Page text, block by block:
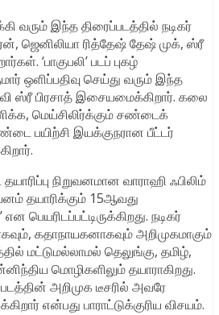
வரும் இந்த திரைப்படத்தில் நடிகர்
ஜெனிலியா ரித்தேஷ் தேஷ் முக், ஸ்ரீ
‘பாகுபலி’ படப் புகழ்
ஒளிப்பதிவு செய்து வரும் இந்த
ஸ்ரீ பிரசாத் இசையமைக்கிறார். கலை
மெய்சிலிர்க்கும் சண்டைக்
பயிற்சி இயக்குநரான பீட்டர்
நிறுவனமான வாராஹி ‌ஃபிலிம்
தயாரிக்கும் 15ஆவது
பெயரிடப்பட்டிருக்கிறது. நடிகர்
கதாநாயகனாகவும் அறிமுகமாகும்
மட்டுமல்லாமல் தெலுங்கு, தமிழ்,
மொழிகளிலும் தயாராகிறது.
அறிமுக டீசரில் அவரே
என்பது பாராட்டுக்குரிய விசயம்.